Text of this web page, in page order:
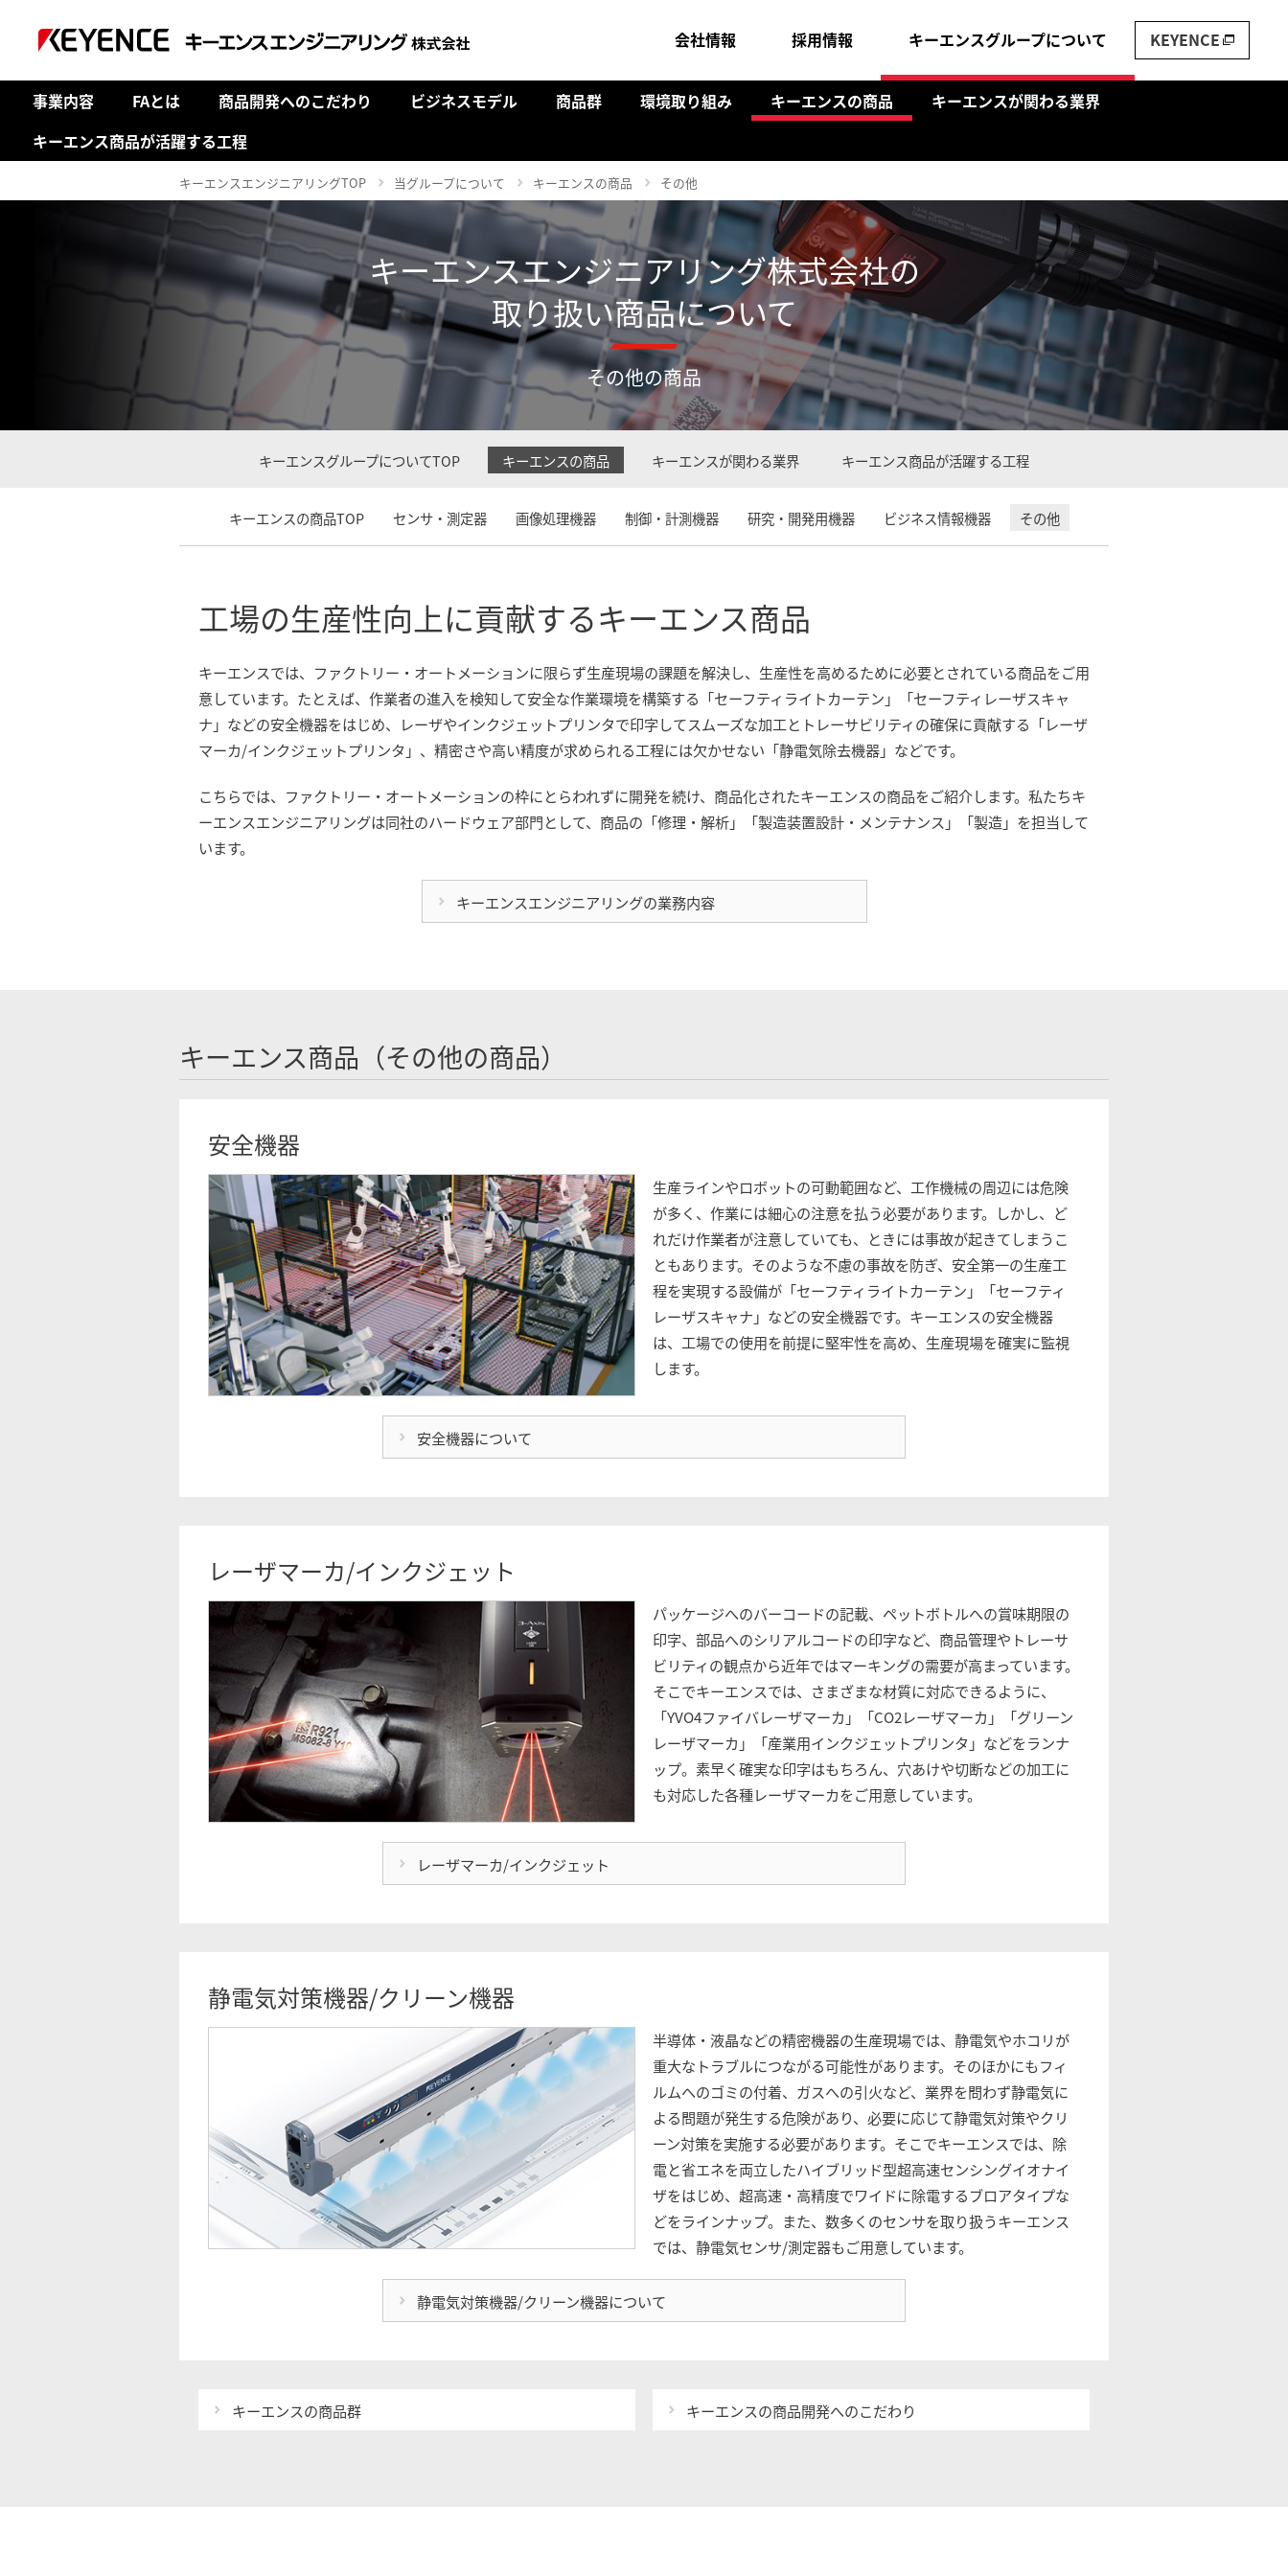
会社情報 採用情報 キーエンスグループについて KEYENCE
事業内容 FAとは 商品開発へのこだわり ビジネスモデル 商品群 環境取り組み キーエンスの商品
キーエンスが関わる業界
キーエンス商品が活躍する工程
キーエンスエンジニアリングTOP 当グループについて キーエンスの商品 その他
キーエンスエンジニアリング株式会社の
取り扱い商品について
その他の商品
キーエンスグループについてTOP キーエンスの商品 キーエンスが関わる業界 キーエンス商品が活躍する工程
キーエンスの商品TOP センサ・測定器 画像処理機器 制御・計測機器 研究・開発用機器 ビジネス情報機器 その他
工場の生産性向上に貢献するキーエンス商品
キーエンスでは、ファクトリー・オートメーションに限らず生産現場の課題を解決し、生産性を高めるために必要とされている商品をご用
意しています。たとえば、作業者の進入を検知して安全な作業環境を構築する「セーフティライトカーテン」「セーフティレーザスキャ
ナ」などの安全機器をはじめ、レーザやインクジェットプリンタで印字してスムーズな加工とトレーサビリティの確保に貢献する「レーザ
マーカ/インクジェットプリンタ」、精密さや高い精度が求められる工程には欠かせない「静電気除去機器」などです。
こちらでは、ファクトリー・オートメーションの枠にとらわれずに開発を続け、商品化されたキーエンスの商品をご紹介します。私たちキ
ーエンスエンジニアリングは同社のハードウェア部門として、商品の「修理・解析」「製造装置設計・メンテナンス」「製造」を担当して
います。
キーエンスエンジニアリングの業務内容
キーエンス商品（その他の商品）
安全機器
生産ラインやロボットの可動範囲など、工作機械の周辺には危険
が多く、作業には細心の注意を払う必要があります。しかし、ど
れだけ作業者が注意していても、ときには事故が起きてしまうこ
ともあります。そのような不慮の事故を防ぎ、安全第一の生産工
程を実現する設備が「セーフティライトカーテン」「セーフティ
レーザスキャナ」などの安全機器です。キーエンスの安全機器
は、工場での使用を前提に堅牢性を高め、生産現場を確実に監視
します。
安全機器について
レーザマーカ/インクジェット
パッケージへのバーコードの記載、ペットボトルへの賞味期限の
印字、部品へのシリアルコードの印字など、商品管理やトレーサ
ビリティの観点から近年ではマーキングの需要が高まっています。
そこでキーエンスでは、さまざまな材質に対応できるように、
「YVO4ファイバレーザマーカ」「CO2レーザマーカ」「グリーン
レーザマーカ」「産業用インクジェットプリンタ」などをランナ
ップ。素早く確実な印字はもちろん、穴あけや切断などの加工に
も対応した各種レーザマーカをご用意しています。
レーザマーカ/インクジェット
静電気対策機器/クリーン機器
半導体・液晶などの精密機器の生産現場では、静電気やホコリが
重大なトラブルにつながる可能性があります。そのほかにもフィ
ルムへのゴミの付着、ガスへの引火など、業界を問わず静電気に
よる問題が発生する危険があり、必要に応じて静電気対策やクリ
ーン対策を実施する必要があります。そこでキーエンスでは、除
電と省エネを両立したハイブリッド型超高速センシングイオナイ
ザをはじめ、超高速・高精度でワイドに除電するブロアタイプな
どをラインナップ。また、数多くのセンサを取り扱うキーエンス
では、静電気センサ/測定器もご用意しています。
静電気対策機器/クリーン機器について
キーエンスの商品群 キーエンスの商品開発へのこだわり